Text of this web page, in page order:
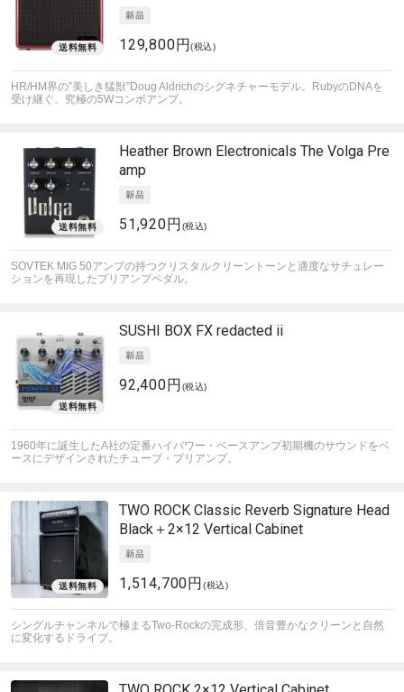
129,800円(税込)
HR/HM界の”美しき猛獣”Doug Aldrichのシグネチャーモデル。​RubyのDNAを
受け継ぐ、究極の5Wコンボアンプ​。
Heather Brown Electronicals The Volga Pre
amp
51,920円 (税込)
SOVTEK MIG 50アンプの持つクリスタルクリーントーンと適度なサチュレー
ションを再現したプリアンプペダル。
SUSHI BOX FX redacted ii
92,400円 (税込)
1960年に誕生したA社の定番ハイパワー・ベースアンプ初期機のサウンドをベ
ースにデザインされたチューブ・プリアンプ。
TWO ROCK Classic Reverb Signature Head
Black＋2×12 Vertical Cabinet
1,514,700円 (税込)
シングルチャンネルで極まるTwo-Rockの完成形、倍音豊かなクリーンと自然
に変化するドライブ。